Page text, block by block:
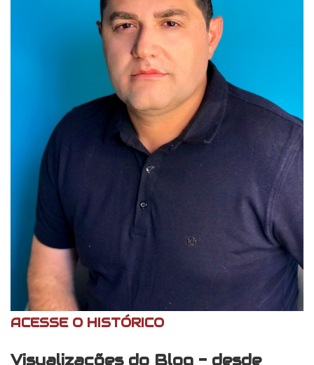
ACESSE O HISTÓRICO
Visualizações do Blog - desde